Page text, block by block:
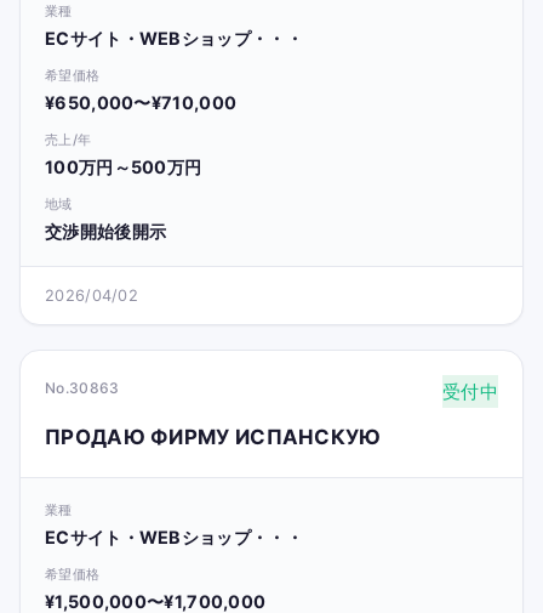
業種
ECサイト・WEBショップ・・・
希望価格
¥650,000〜¥710,000
売上/年
100万円～500万円
地域
交渉開始後開示
2026/04/02
No.30863 受付中
ПРОДАЮ ФИРМУ ИСПАНСКУЮ
業種
ECサイト・WEBショップ・・・
希望価格
¥1,500,000〜¥1,700,000